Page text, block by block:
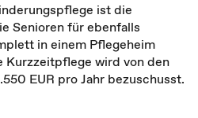
ist die
Senioren für ebenfalls
in einem Pflegeheim
Kurzzeitpflege wird von den
EUR pro Jahr bezuschusst.